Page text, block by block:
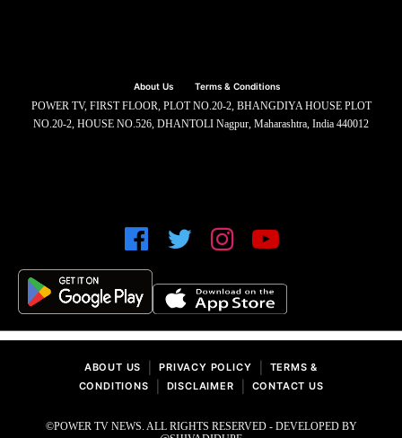
About Us Terms & Conditions
POWER TV, FIRST FLOOR, PLOT NO.20-2, BHANGDIYA HOUSE PLOT
NO.20-2, HOUSE NO.526, DHANTOLI Nagpur, Maharashtra, India 440012
ABOUT US PRIVACY POLICY
TERMS &
CONDITIONS
DISCLAIMER CONTACT US
©POWER TV NEWS. ALL RIGHTS RESERVED - DEVELOPED BY